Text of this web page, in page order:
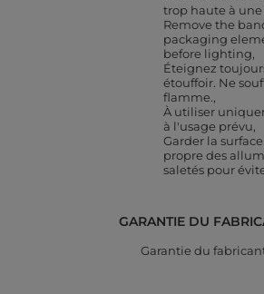
trop haute à
Remove the
packaging
before lighting
Éteignez
étouffoir. Ne
flamme.
À utiliser
à l'usage prévu
Garder la
propre des
saletés pour
GARANTIE DU
Garantie du